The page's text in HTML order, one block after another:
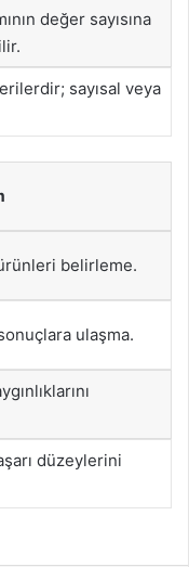
değer sayısına
sayısal veya
belirleme.
ulaşma.
düzeylerini